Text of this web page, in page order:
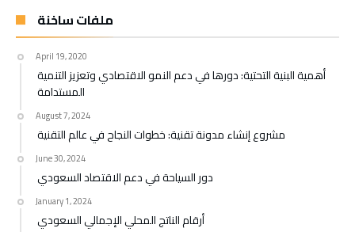
ملفات ساخنة
April 19, 2020
أهمية البنية التحتية: دورها في دعم النمو الاقتصادي وتعزيز التنمية
المستدامة
August 7, 2024
مشروع إنشاء مدونة تقنية: خطوات النجاح في عالم التقنية
June 30, 2024
دور السياحة في دعم الاقتصاد السعودي
January 1, 2024
أرقام الناتج المحلي الإجمالي السعودي